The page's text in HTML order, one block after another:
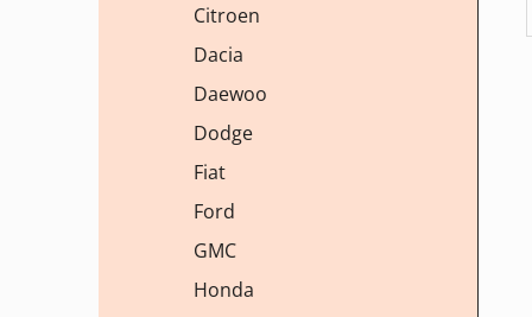
Citroen
Dacia
Daewoo
Dodge
Fiat
Ford
GMC
Honda